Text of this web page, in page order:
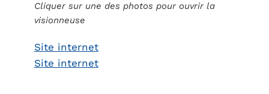
Cliquer sur une des photos pour ouvrir la
visionneuse
Site internet
Site internet